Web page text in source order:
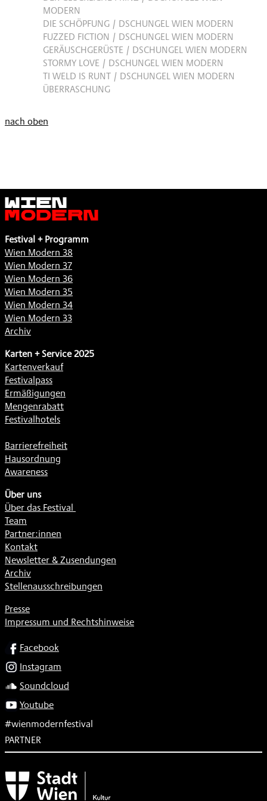
MODERN
DIE SCHÖPFUNG / DSCHUNGEL WIEN MODERN
FUZZED FICTION / DSCHUNGEL WIEN MODERN
GERÄUSCHGERÜSTE / DSCHUNGEL WIEN MODERN
STORMY LOVE / DSCHUNGEL WIEN MODERN
TI WELD IS RUNT / DSCHUNGEL WIEN MODERN
ÜBERRASCHUNG
nach oben
Wien
Modern
Festival + Programm
Wien Modern 38
Wien Modern 37
Wien Modern 36
Wien Modern 35
Wien Modern 34
Wien Modern 33
Archiv
Karten + Service 2025
Kartenverkauf
Festivalpass
Ermäßigungen
Mengenrabatt
Festivalhotels
Barrierefreiheit
Hausordnung
Awareness
Über uns
Über das Festival
Team
Partner:innen
Kontakt
Newsletter & Zusendungen
Archiv
Stellenausschreibungen
Presse
Impressum und Rechtshinweise
SOCIALFacebook
Instagram
Soundcloud
Youtube
#wienmodernfestival
PARTNER
Subventionsgeber